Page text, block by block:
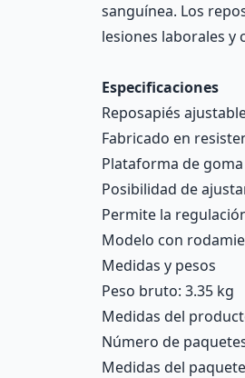
sanguínea. Los
lesiones laborales
Especificaciones
Reposapiés
Fabricado en
Plataforma de
Posibilidad de
Permite la
Modelo con
Medidas y pesos
Peso bruto: 3.35 kg
Medidas del
Número de
Medidas del